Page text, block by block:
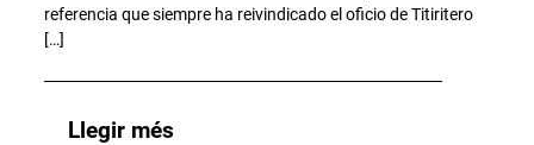
referencia que siempre ha reivindicado el oficio de Titiritero
[…]
Llegir més